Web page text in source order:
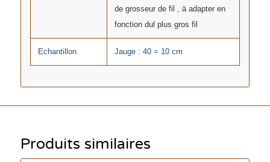
de grosseur de fil , à adapter en
fonction dul plus gros fil
Echantillon Jauge : 40 = 10 cm
Produits similaires